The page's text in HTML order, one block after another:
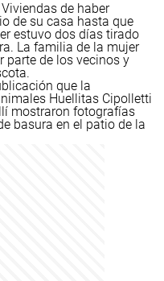
de haber
de su casa hasta que
estuvo dos días tirado
La familia de la mujer
parte de los vecinos y
que la
Huellitas Cipolletti
mostraron fotografías
basura en el patio de la